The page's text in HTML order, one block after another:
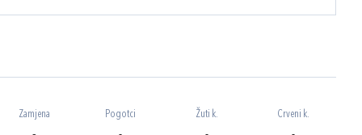
Zamjena Pogotci Žuti k. Crveni k.